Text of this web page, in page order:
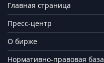
Главная страница
Пресс-центр
О бирже
Нормативно-правовая база